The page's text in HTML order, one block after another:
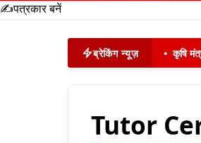
✍️पत्रकार बनें
ब्रेकिंग न्यूज़ • कृषि
Tutor